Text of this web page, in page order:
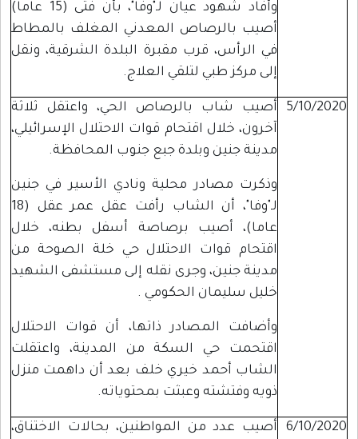
وأفاد شهود عيان لـ"وفا"، بأن فتى (15 عاما)
أصيب بالرصاص المعدني المغلف بالمطاط
في الرأس، قرب مقبرة البلدة الشرقية، ونقل
إلى مركز طبي لتلقي العلاج.
5/10/2020
أصيب شاب بالرصاص الحي، واعتقل ثلاثة
آخرون، خلال اقتحام قوات الاحتلال الإسرائيلي،
مدينة جنين وبلدة جبع جنوب المحافظة.
وذكرت مصادر محلية ونادي الأسير في جنين
لـ"وفا"، أن الشاب رأفت عقل عمر عقل (18
عاما)، أصيب برصاصة أسفل بطنه، خلال
اقتحام قوات الاحتلال حي خلة الصوحة من
مدينة جنين، وجرى نقله إلى مستشفى الشهيد
خليل سليمان الحكومي .
وأضافت المصادر ذاتها، أن قوات الاحتلال
اقتحمت حي السكة من المدينة، واعتقلت
الشاب أحمد خيري خلف بعد أن داهمت منزل
ذويه وفتشته وعبثت بمحتوياته.
6/10/2020 أصيب عدد من المواطنين، بحالات الاختناق،